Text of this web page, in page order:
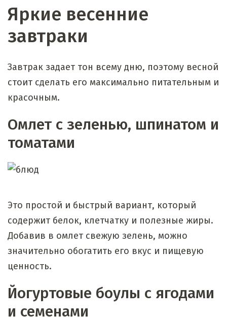
Яркие весенние
завтраки
Завтрак задает тон всему дню, поэтому весной
стоит сделать его максимально питательным и
красочным.
Омлет с зеленью, шпинатом и
томатами
Это простой и быстрый вариант, который
содержит белок, клетчатку и полезные жиры.
Добавив в омлет свежую зелень, можно
значительно обогатить его вкус и пищевую
ценность.
Йогуртовые боулы с ягодами
и семенами